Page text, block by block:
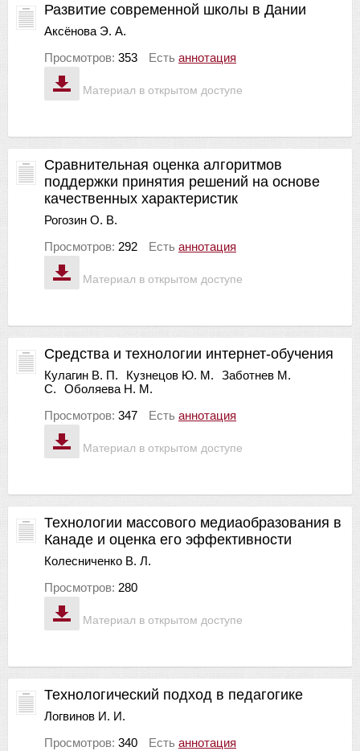
Материал в открытом доступе
Развитие современной школы в Дании
Аксёнова Э. А.
Просмотров: 353 Есть аннотация
Материал в открытом доступе
Сравнительная оценка алгоритмов
поддержки принятия решений на основе
качественных характеристик
Рогозин О. В.
Просмотров: 292 Есть аннотация
Материал в открытом доступе
Средства и технологии интернет-обучения
Кулагин В. П. Кузнецов Ю. М.
Заботнев М.
С.
Оболяева Н. М.
Просмотров: 347 Есть аннотация
Материал в открытом доступе
Технологии массового медиаобразования в
Канаде и оценка его эффективности
Колесниченко В. Л.
Просмотров: 280
Технологический подход в педагогике
Логвинов И. И.
Просмотров: 340 Есть аннотация